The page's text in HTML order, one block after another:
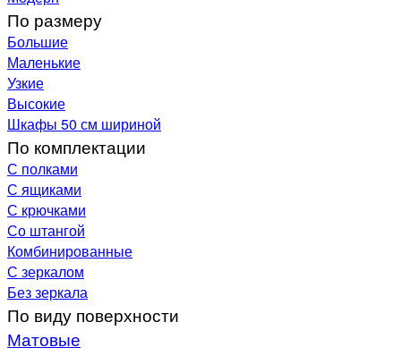
По размеру
Большие
Маленькие
Узкие
Высокие
Шкафы 50 см шириной
По комплектации
С полками
С ящиками
С крючками
Со штангой
Комбинированные
С зеркалом
Без зеркала
По виду поверхности
Матовые